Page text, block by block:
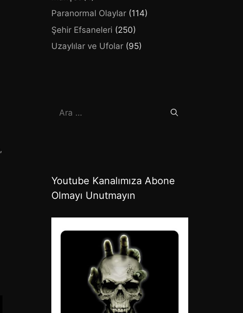
,
Paranormal Olaylar (114)
Şehir Efsaneleri (250)
Uzaylılar ve Ufolar (95)
için
Youtube Kanalımıza Abone
Olmayı Unutmayın